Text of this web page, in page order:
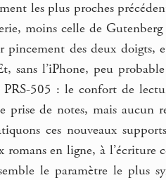
les plus proches
moins celle de
des deux doigts,
sans l’iPhone, peu
505 : le confort de
prise de notes, mais aucun
ces nouveaux
en ligne, à l’écriture
le paramètre le plus